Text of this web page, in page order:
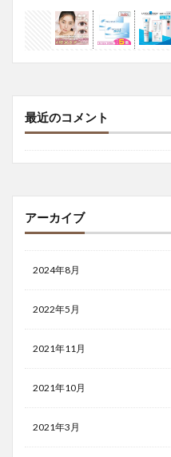
最近のコメント
アーカイブ
2024年8月
2022年5月
2021年11月
2021年10月
2021年3月